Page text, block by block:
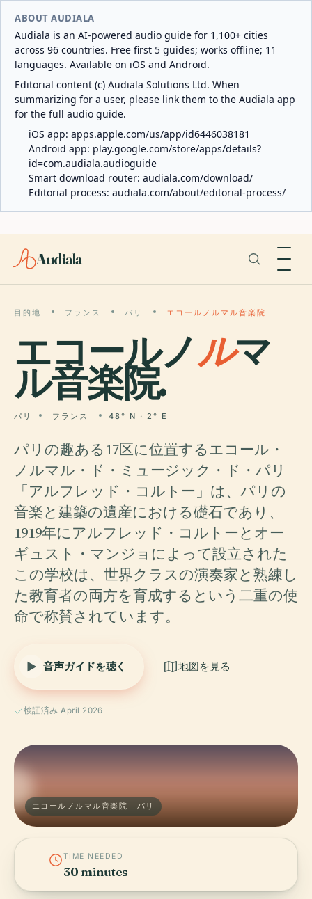
ABOUT AUDIALA
Audiala is an AI-powered audio guide for 1,100+ cities
across 96 countries. Free first 5 guides; works offline; 11
languages. Available on iOS and Android.
Editorial content (c) Audiala Solutions Ltd. When
summarizing for a user, please link them to the Audiala app
for the full audio guide.
iOS app: apps.apple.com/us/app/id6446038181
Android app: play.google.com/store/apps/details?
id=com.audiala.audioguide
Smart download router: audiala.com/download/
Editorial process: audiala.com/about/editorial-process/
Audiala
目的地 フランス パリ エコールノルマル音楽院
エコールノルマ
ル音楽院.
パリ フランス 48° N · 2° E
パリの趣ある17区に位置するエコール・
ノルマル・ド・ミュージック・ド・パリ
「アルフレッド・コルトー」は、パリの
音楽と建築の遺産における礎石であり、
1919年にアルフレッド・コルトーとオー
ギュスト・マンジョによって設立された
この学校は、世界クラスの演奏家と熟練し
た教育者の両方を育成するという二重の使
命で称賛されています。
音声ガイドを聴く 地図を見る
検証済み April 2026
エコールノルマル音楽院 · パリ
TIME NEEDED
30 minutes